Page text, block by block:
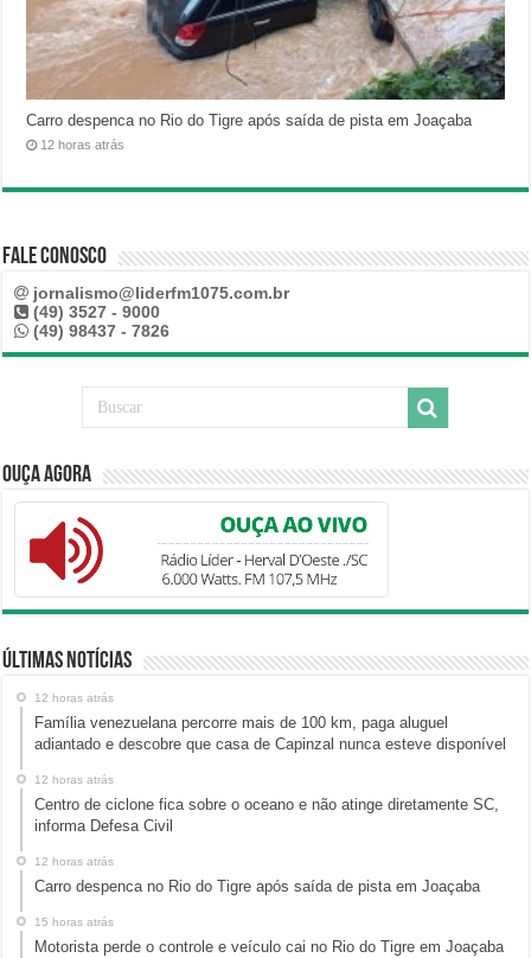
Carro despenca no Rio do Tigre após saída de pista em Joaçaba
12 horas atrás
Fale Conosco
jornalismo@liderfm1075.com.br
(49) 3527 - 9000
(49) 98437 - 7826
Ouça Agora
Últimas Notícias
12 horas atrás
Família venezuelana percorre mais de 100 km, paga aluguel
adiantado e descobre que casa de Capinzal nunca esteve disponível
12 horas atrás
Centro de ciclone fica sobre o oceano e não atinge diretamente SC,
informa Defesa Civil
12 horas atrás
Carro despenca no Rio do Tigre após saída de pista em Joaçaba
15 horas atrás
Motorista perde o controle e veículo cai no Rio do Tigre em Joaçaba